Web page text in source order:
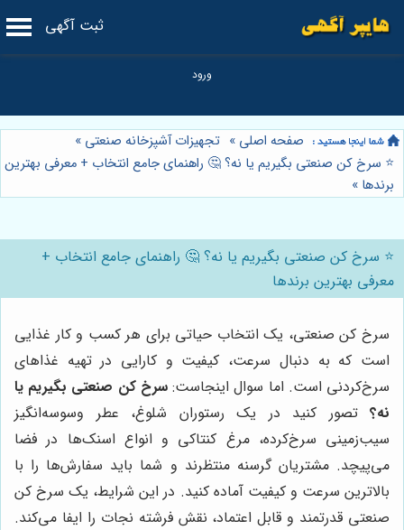
ثبت آگهی
صفحه اصلی » تجهیزات آشپزخانه صنعتی »
⭐️ سرخ کن صنعتی بگیریم یا نه؟ 🤔 راهنمای جامع انتخاب + معرفی بهترین
برندها »
⭐️ سرخ کن صنعتی بگیریم یا نه؟ 🤔 راهنمای جامع انتخاب +
معرفی بهترین برندها
سرخ کن صنعتی، یک انتخاب حیاتی برای هر کسب و کار غذایی
است که به دنبال سرعت، کیفیت و کارایی در تهیه غذاهای
سرخ‌کردنی است. اما سوال اینجاست:سرخ کن صنعتی بگیریم یا
نه؟ تصور کنید در یک رستوران شلوغ، عطر وسوسه‌انگیز
سیب‌زمینی سرخ‌کرده، مرغ کنتاکی و انواع اسنک‌ها در فضا
می‌پیچد. مشتریان گرسنه منتظرند و شما باید سفارش‌ها را با
بالاترین سرعت و کیفیت آماده کنید. در این شرایط، یک سرخ کن
صنعتی قدرتمند و قابل اعتماد، نقش فرشته نجات را ایفا می‌کند.